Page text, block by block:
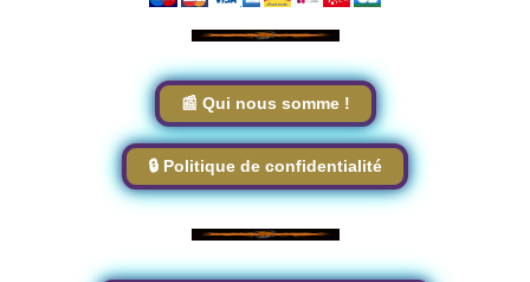
📰 Qui nous somme !
🔒 Politique de confidentialité